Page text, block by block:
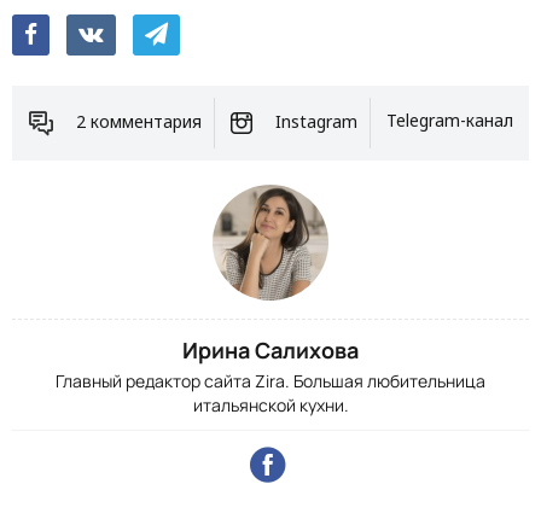
2 комментария Instagram Telegram-канал
Ирина Салихова
Главный редактор сайта Zira. Большая любительница
итальянской кухни.